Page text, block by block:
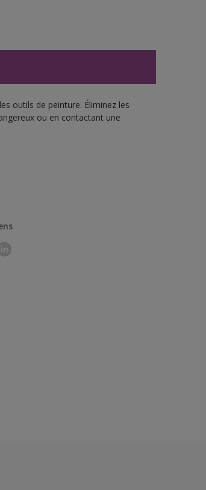
outils de peinture. Éliminez les
ou en contactant une